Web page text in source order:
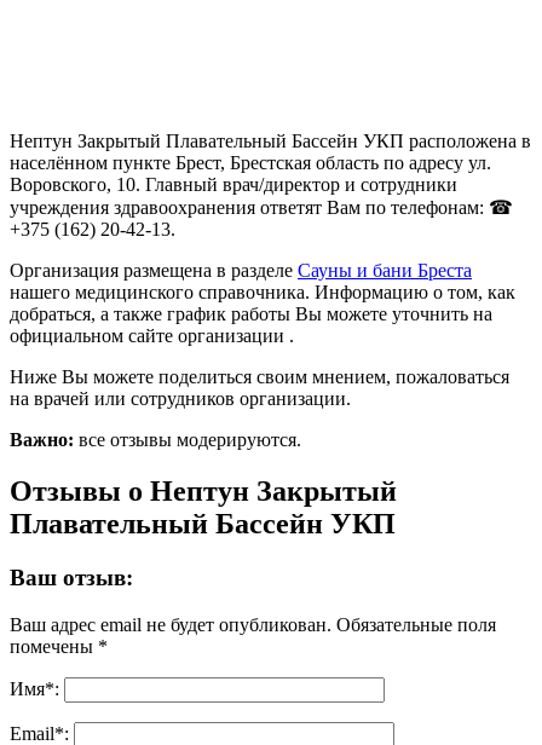
Нептун Закрытый Плавательный Бассейн УКП расположена в
населённом пункте Брест, Брестская область по адресу ул.
Воровского, 10. Главный врач/директор и сотрудники
учреждения здравоохранения ответят Вам по телефонам: ☎
+375 (162) 20-42-13.
Организация размещена в разделе Сауны и бани Бреста
нашего медицинского справочника. Информацию о том, как
добраться, а также график работы Вы можете уточнить на
официальном сайте организации .
Ниже Вы можете поделиться своим мнением, пожаловаться
на врачей или сотрудников организации.
Важно: все отзывы модерируются.
Отзывы о Нептун Закрытый
Плавательный Бассейн УКП
Ваш отзыв:
Ваш адрес email не будет опубликован. Обязательные поля
помечены *
Имя*:
Email*: